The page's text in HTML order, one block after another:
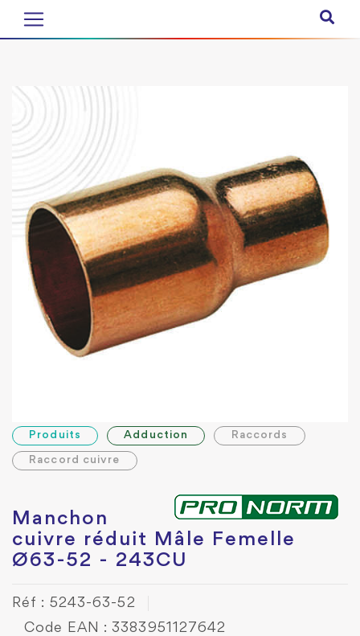
Produits Adduction Raccords
Raccord cuivre
Manchon
cuivre réduit Mâle Femelle
Ø63-52 - 243CU
Réf : 5243-63-52
Code EAN : 3383951127642